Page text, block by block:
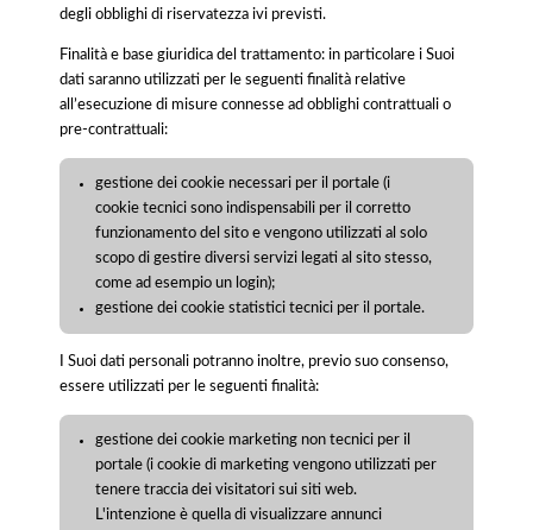
degli obblighi di riservatezza ivi previsti.
Finalità e base giuridica del trattamento: in particolare i Suoi
dati saranno utilizzati per le seguenti finalità relative
all’esecuzione di misure connesse ad obblighi contrattuali o
pre-contrattuali:
gestione dei cookie necessari per il portale (i
cookie tecnici sono indispensabili per il corretto
funzionamento del sito e vengono utilizzati al solo
scopo di gestire diversi servizi legati al sito stesso,
come ad esempio un login);
gestione dei cookie statistici tecnici per il portale.
I Suoi dati personali potranno inoltre, previo suo consenso,
essere utilizzati per le seguenti finalità:
gestione dei cookie marketing non tecnici per il
portale (i cookie di marketing vengono utilizzati per
tenere traccia dei visitatori sui siti web.
L'intenzione è quella di visualizzare annunci